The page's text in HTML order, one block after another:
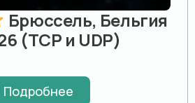
Брюссель, Бельгия
(TCP и UDP)
Подробнее